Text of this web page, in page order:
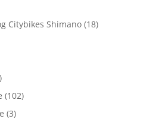
Citybikes Shimano (18)
(102)
(3)